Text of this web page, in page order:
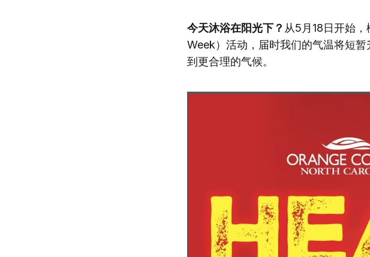
今天沐浴在阳光下？ 从5月18日开始
Week）活动，届时我们的气温将短
到更合理的气候。